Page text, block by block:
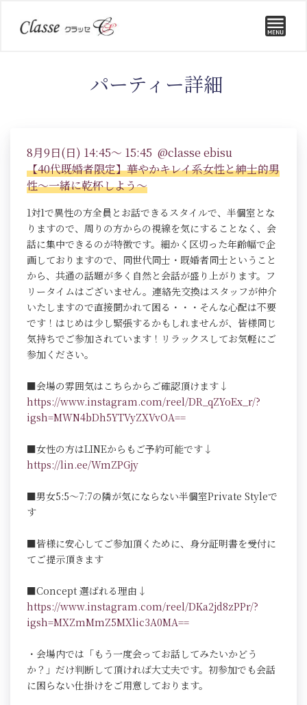
パーティー詳細
8月9日(日) 14:45～ 15:45 @classe ebisu
【40代既婚者限定】華やかキレイ系女性と紳士的男
性～一緒に乾杯しよう～
1対1で異性の方全員とお話できるスタイルで、半個室とな
りますので、周りの方からの視線を気にすることなく、会
話に集中できるのが特徴です。細かく区切った年齢幅で企
画しておりますので、同世代同士・既婚者同士ということ
から、共通の話題が多く自然と会話が盛り上がります。フ
リータイムはございません。連絡先交換はスタッフが仲介
いたしますので直接聞かれて困る・・・そんな心配は不要
です！はじめは少し緊張するかもしれませんが、皆様同じ
気持ちでご参加されています！リラックスしてお気軽にご
参加ください。
■会場の雰囲気はこちらからご確認頂けます↓
https://www.instagram.com/reel/DR_qZYoEx_r/?
igsh=MWN4bDh5YTVyZXVvOA==
■女性の方はLINEからもご予約可能です↓
https://lin.ee/WmZPGjy
■男女5:5～7:7の隣が気にならない半個室Private Styleで
す
■皆様に安心してご参加頂くために、身分証明書を受付に
てご提示頂きます
■Concept 選ばれる理由↓
https://www.instagram.com/reel/DKa2jd8zPPr/?
igsh=MXZmMmZ5MXlic3A0MA==
・会場内では「もう一度会ってお話してみたいかどう
か？」だけ判断して頂ければ大丈夫です。初参加でも会話
に困らない仕掛けをご用意しております。